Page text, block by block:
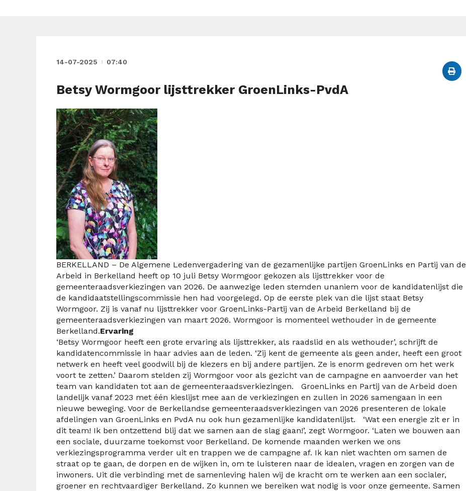
14-07-2025 07:40
Betsy Wormgoor lijsttrekker GroenLinks-PvdA
BERKELLAND – De Algemene Ledenvergadering van de gezamenlijke partijen GroenLinks en Partij van de
Arbeid in Berkelland heeft op 10 juli Betsy Wormgoor gekozen als lijsttrekker voor de
gemeenteraadsverkiezingen van 2026. De aanwezige leden stemden unaniem voor de kandidatenlijst die
de kandidaatstellingscommissie hen had voorgelegd. Op de eerste plek van die lijst staat Betsy
Wormgoor. Zij is vanaf nu lijsttrekker voor GroenLinks-Partij van de Arbeid Berkelland bij de
gemeenteraadsverkiezingen van maart 2026. Wormgoor is momenteel wethouder in de gemeente
Berkelland.Ervaring
‘Betsy Wormgoor heeft een grote ervaring als lijsttrekker, als raadslid en als wethouder’, schrijft de
kandidatencommissie in haar advies aan de leden. ‘Zij kent de gemeente als geen ander, heeft een groot
netwerk en heeft veel goodwill bij de kiezers en bij andere partijen. Ze is enorm gedreven om het werk
voort te zetten.’ Daarom stelden zij Wormgoor voor als gezicht van de campagne en aanvoerder van het
team van kandidaten tot aan de gemeenteraadsverkiezingen. GroenLinks en Partij van de Arbeid doen
landelijk vanaf 2023 met één kieslijst mee aan de verkiezingen en zullen in 2026 samengaan in een
nieuwe beweging. Voor de Berkellandse gemeenteraadsverkiezingen van 2026 presenteren de lokale
afdelingen van GroenLinks en PvdA nu ook hun gezamenlijke kandidatenlijst. ‘Wat een energie zit er in
dit team! Ik ben ontzettend blij dat we samen aan de slag gaan!’, zegt Wormgoor. ‘Laten we bouwen aan
een sociale, duurzame toekomst voor Berkelland. De komende maanden werken we ons
verkiezingsprogramma verder uit en trappen we de campagne af. Ik kan niet wachten om samen de
straat op te gaan, de dorpen en de wijken in, om te luisteren naar de idealen, vragen en zorgen van de
inwoners. Uit die verbinding met de samenleving halen wij de kracht om te werken aan een socialer,
groener en rechtvaardiger Berkelland. Zo kunnen we bereiken wat nodig is voor onze gemeente. Samen